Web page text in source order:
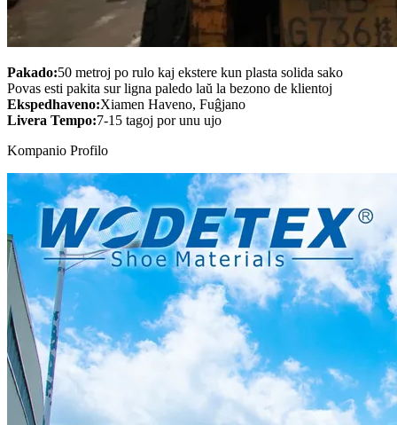
Pakado:50 metroj po rulo kaj ekstere kun plasta solida sako
Povas esti pakita sur ligna paledo laŭ la bezono de klientoj
Ekspedhaveno:Xiamen Haveno, Fuĝjano
Livera Tempo:7-15 tagoj por unu ujo
Kompanio Profilo